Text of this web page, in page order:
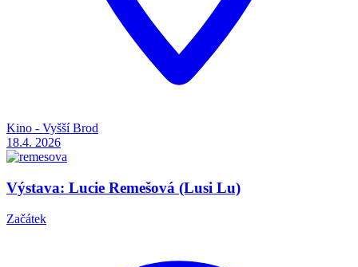
Kino - Vyšší Brod
18.4. 2026
Výstava: Lucie Remešová (Lusi Lu)
Začátek